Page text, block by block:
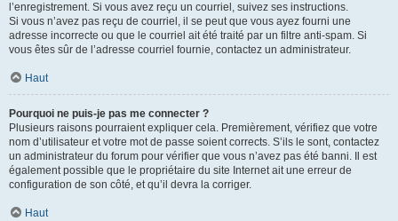
l’enregistrement. Si vous avez reçu un courriel, suivez ses instructions.
Si vous n’avez pas reçu de courriel, il se peut que vous ayez fourni une
adresse incorrecte ou que le courriel ait été traité par un filtre anti-spam. Si
vous êtes sûr de l’adresse courriel fournie, contactez un administrateur.
Haut
Pourquoi ne puis-je pas me connecter ?
Plusieurs raisons pourraient expliquer cela. Premièrement, vérifiez que votre
nom d’utilisateur et votre mot de passe soient corrects. S’ils le sont, contactez
un administrateur du forum pour vérifier que vous n’avez pas été banni. Il est
également possible que le propriétaire du site Internet ait une erreur de
configuration de son côté, et qu’il devra la corriger.
Haut